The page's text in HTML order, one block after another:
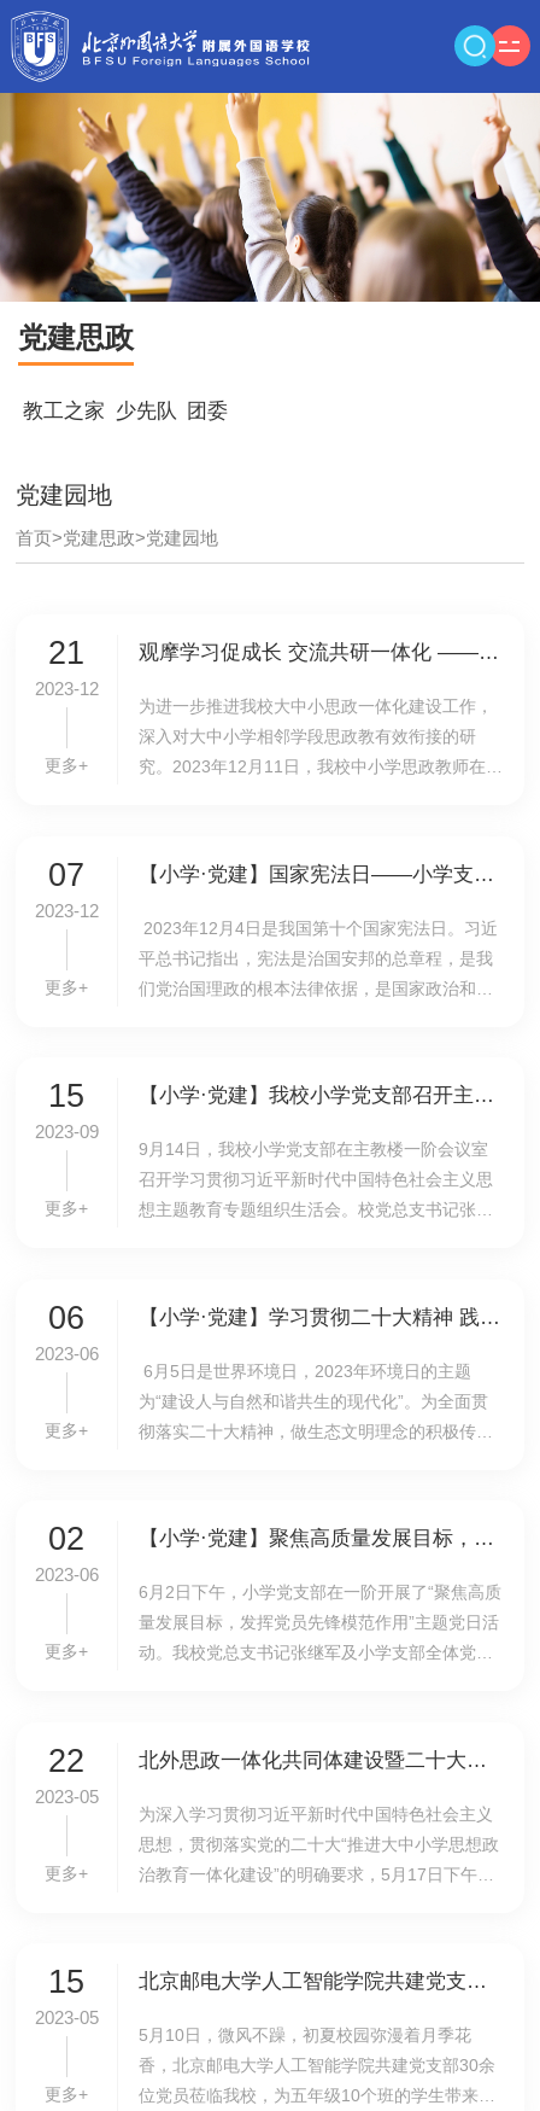
党建思政
教工之家 少先队 团委
党建园地
首页>党建思政>党建园地
21
2023-12
更多+
观摩学习促成长 交流共研一体化 ——我校思政教师赴北京外国语大学马克思主义学院听课观摩研讨
为进一步推进我校大中小思政一体化建设工作，
深入对大中小学相邻学段思政教有效衔接的研
究。2023年12月11日，我校中小学思政教师在课
07
2023-12
更多+
【小学·党建】国家宪法日——小学支部党员走进五年级讲宪法
2023年12月4日是我国第十个国家宪法日。习近
平总书记指出，宪法是治国安邦的总章程，是我
们党治国理政的根本法律依据，是国家政治和社
15
2023-09
更多+
【小学·党建】我校小学党支部召开主题教育专题组织生活会
9月14日，我校小学党支部在主教楼一阶会议室
召开学习贯彻习近平新时代中国特色社会主义思
想主题教育专题组织生活会。校党总支书记张继
06
2023-06
更多+
【小学·党建】学习贯彻二十大精神 践行绿色发展理念——党员教师为一年级新队员开展垃圾分类知识讲座
6月5日是世界环境日，2023年环境日的主题
为“建设人与自然和谐共生的现代化”。为全面贯
彻落实二十大精神，做生态文明理念的积极传播
02
2023-06
更多+
【小学·党建】聚焦高质量发展目标，发挥党员先锋模范作用——小学党支部开展主题党日活动
​6月2日下午，小学党支部在一阶开展了“聚焦高质
量发展目标，发挥党员先锋模范作用”主题党日活
动。我校党总支书记张继军及小学支部全体党员
22
2023-05
更多+
北外思政一体化共同体建设暨二十大精神学习活动在我校成功召开
为深入学习贯彻习近平新时代中国特色社会主义
思想，贯彻落实党的二十大“推进大中小学思想政
治教育一体化建设”的明确要求，5月17日下午，
15
2023-05
更多+
北京邮电大学人工智能学院共建党支部来我校开展科技讲座活动
5月10日，微风不躁，初夏校园弥漫着月季花
香，北京邮电大学人工智能学院共建党支部30余
位党员莅临我校，为五年级10个班的学生带来精